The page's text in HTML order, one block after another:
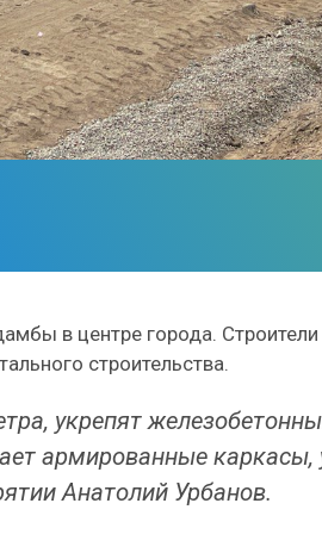
в центре города. Строители
строительства.
укрепят
армированные каркасы,
Анатолий Урбанов.